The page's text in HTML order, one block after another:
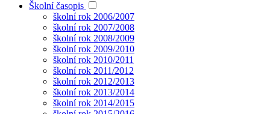
Školní časopis
školní rok 2006/2007
školní rok 2007/2008
školní rok 2008/2009
školní rok 2009/2010
školní rok 2010/2011
školní rok 2011/2012
školní rok 2012/2013
školní rok 2013/2014
školní rok 2014/2015